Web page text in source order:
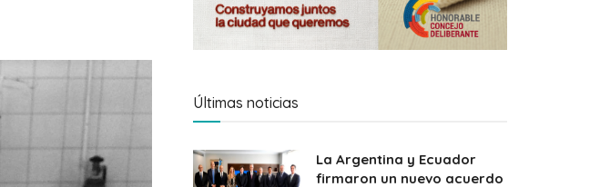
Últimas noticias
La Argentina y Ecuador
firmaron un nuevo acuerdo